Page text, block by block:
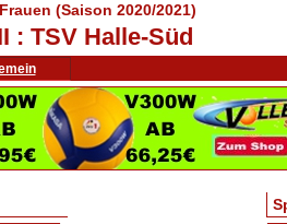
(Saison 2020/2021)
: TSV Halle-Süd